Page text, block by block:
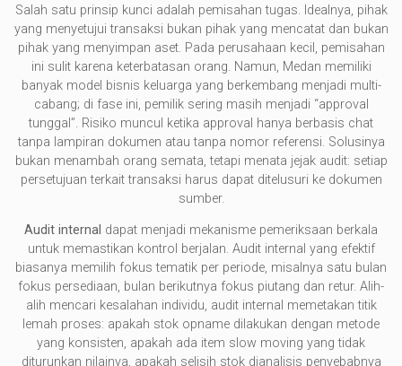
Salah satu prinsip kunci adalah pemisahan tugas. Idealnya, pihak
yang menyetujui transaksi bukan pihak yang mencatat dan bukan
pihak yang menyimpan aset. Pada perusahaan kecil, pemisahan
ini sulit karena keterbatasan orang. Namun, Medan memiliki
banyak model bisnis keluarga yang berkembang menjadi multi-
cabang; di fase ini, pemilik sering masih menjadi “approval
tunggal”. Risiko muncul ketika approval hanya berbasis chat
tanpa lampiran dokumen atau tanpa nomor referensi. Solusinya
bukan menambah orang semata, tetapi menata jejak audit: setiap
persetujuan terkait transaksi harus dapat ditelusuri ke dokumen
sumber.
Audit internal dapat menjadi mekanisme pemeriksaan berkala
untuk memastikan kontrol berjalan. Audit internal yang efektif
biasanya memilih fokus tematik per periode, misalnya satu bulan
fokus persediaan, bulan berikutnya fokus piutang dan retur. Alih-
alih mencari kesalahan individu, audit internal memetakan titik
lemah proses: apakah stok opname dilakukan dengan metode
yang konsisten, apakah ada item slow moving yang tidak
diturunkan nilainya, apakah selisih stok dianalisis penyebabnya